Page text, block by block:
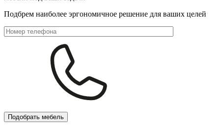
Подбрем наиболее эргономичное решение для ваших целей
Подобрать мебель